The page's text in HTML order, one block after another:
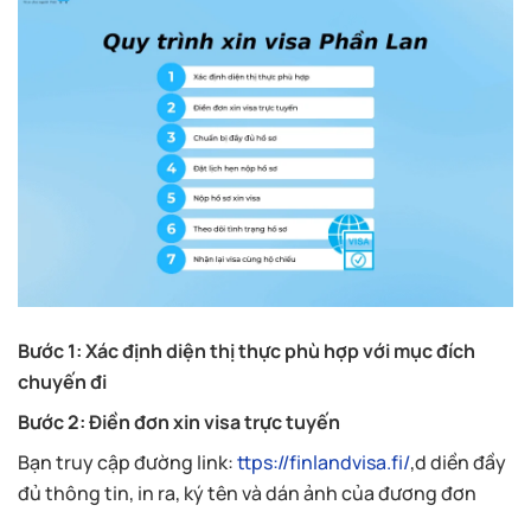
Bước 1: Xác định diện thị thực phù hợp với mục đích
chuyến đi
Bước 2: Điền đơn xin visa trực tuyến
Bạn truy cập đường link:ttps://finlandvisa.fi/,d diền đầy
đủ thông tin, in ra, ký tên và dán ảnh của đương đơn